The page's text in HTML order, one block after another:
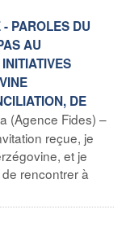
PAROLES DU
AU
DE
(Agence Fides) –
reçue, je
et je
rencontrer à